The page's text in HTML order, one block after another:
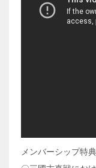
メンバーシップ特典